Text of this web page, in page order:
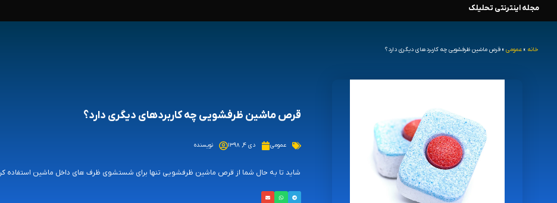
محتوا
مجله اینترنتی تحلیلک
خانه » عمومی » قرص ماشین ظرفشویی چه کاربردهای دیگری دارد؟
قرص ماشین ظرفشویی چه کاربردهای دیگری دارد؟
عمومی دی ۴, ۱۳۹۸ نویسنده
شاید تا به حال شما از قرص ماشین ظرفشویی تنها برای شستشوی ظرف های داخل ماشین استفاده